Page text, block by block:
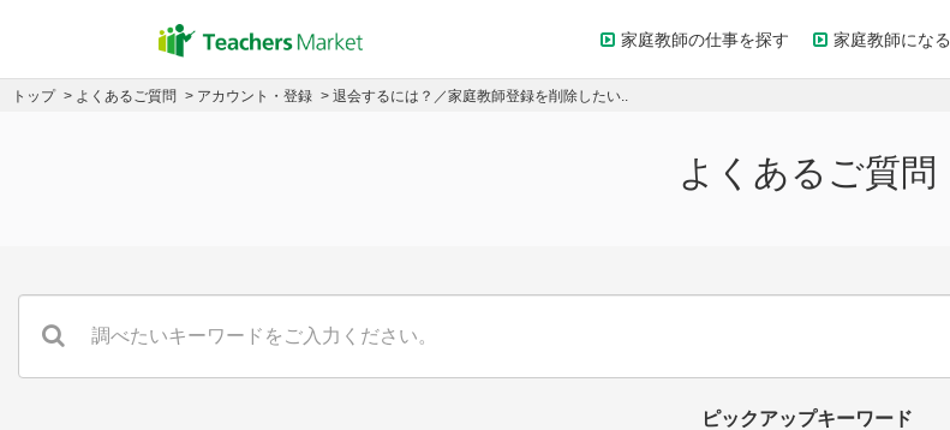
家庭教師の仕事を探す 家庭教師になる
トップ > よくあるご質問 > アカウント・登録 > 退会するには？／家庭教師登録を削除したい..
よくあるご質問
ピックアップキーワード